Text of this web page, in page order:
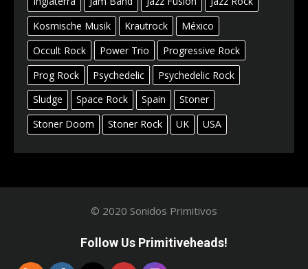
Kosmische Musik
Krautrock
México
Occult Rock
Power Trio
Progressive Rock
Prog Rock
Psychedelic
Psychedelic Rock
Sludge
Space Rock Spain
Stoner
Stoner Doom
Stoner Rock UK USA
© 2020 Sonidos Primitivos
Follow Us Primitiveheads!